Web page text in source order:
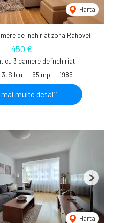
Harta
de inchiriat zona Rahovei
450 €
cu 3 camere de închiriat
Sibiu
65 mp 1985
mai multe detalii
Harta
Next